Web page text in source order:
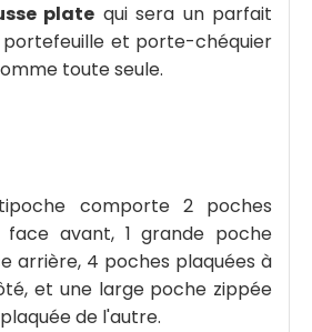
plate qui sera un parfait
et porte-chéquier
toute seule.
comporte 2 poches
face avant, 1 grande poche
arrière, 4 poches plaquées à
et une large poche zippée
de l'autre.